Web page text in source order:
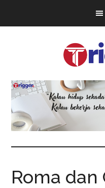
Trigger
Terkini
Roma dan